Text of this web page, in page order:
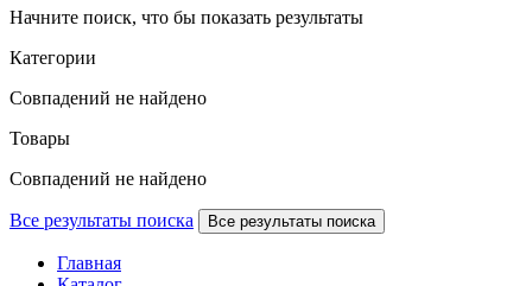
Начните поиск, что бы показать результаты
Категории
Совпадений не найдено
Товары
Совпадений не найдено
Все результаты поиска Все результаты поиска
Главная